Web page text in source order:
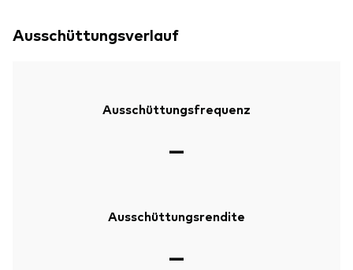
Ausschüttungsverlauf
Ausschüttungsfrequenz
—
Ausschüttungsrendite
—